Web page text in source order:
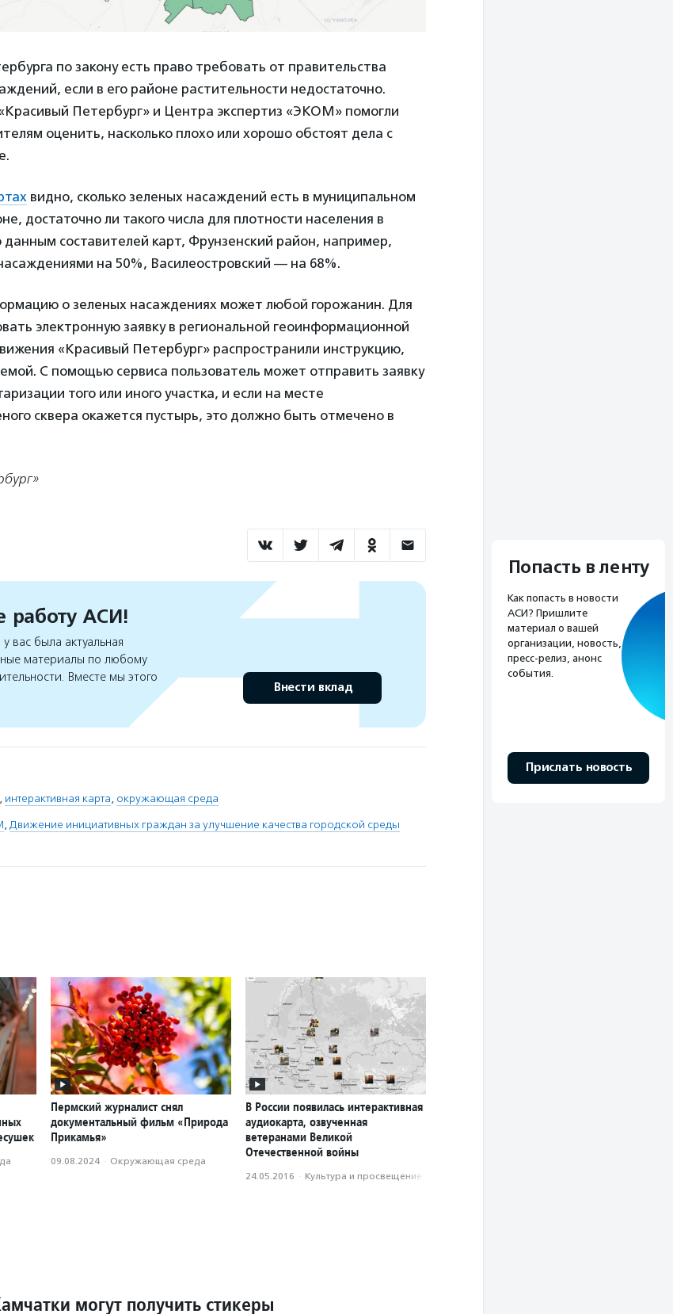
по закону есть право требовать от правительства
если в его районе растительности недостаточно.
Петербург» и Центра экспертиз «ЭКОМ» помогли
оценить, насколько плохо или хорошо обстоят дела с
видно, сколько зеленых насаждений есть в муниципальном
достаточно ли такого числа для плотности населения в
составителей карт, Фрунзенский район, например,
на 50%, Василеостровский — на 68%.
о зеленых насаждениях может любой горожанин. Для
электронную заявку в региональной геоинформационной
«Красивый Петербург» распространили инструкцию,
С помощью сервиса пользователь может отправить заявку
того или иного участка, и если на месте
сквера окажется пустырь, это должно быть отмечено в
работу АСИ!
вас была актуальная
материалы по любому
Вместе мы этого
Внести вклад
, интерактивная карта, окружающая среда
, Движение инициативных граждан за улучшение качества городской среды
Пермский журналист снял
документальный фильм «Природа
Прикамья»
09.08.2024 · Окружающая среда
В России появилась интерактивная
аудиокарта, озвученная
ветеранами Великой
Отечественной войны
24.05.2016 · Культура и просвещение
могут получить стикеры
Попасть в ленту
Как попасть в новости
АСИ? Пришлите
материал о вашей
организации, новость,
пресс-релиз, анонс
события.
Прислать новость